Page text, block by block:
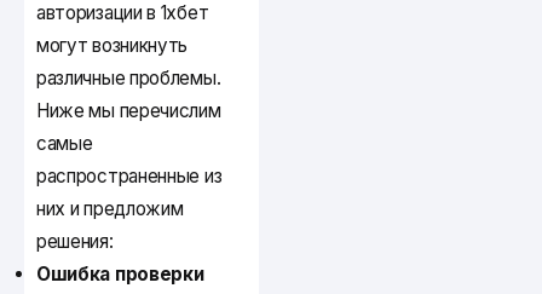
авторизации в 1хбет
могут возникнуть
различные проблемы.
Ниже мы перечислим
самые
распространенные из
них и предложим
решения:
Ошибка проверки